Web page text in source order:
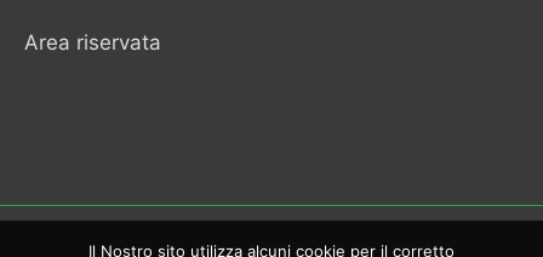
Area riservata
Il Nostro sito utilizza alcuni cookie per il corretto